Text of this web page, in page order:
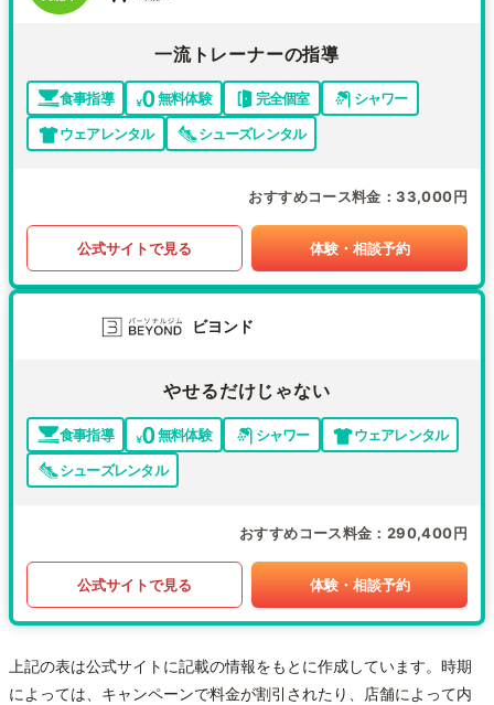
一流トレーナーの指導
食事指導 無料体験 完全個室
シャワー
ウェアレンタル
シューズレンタル
おすすめコース料金 33,000円
公式サイトで見る 体験・相談予約
ビヨンド
やせるだけじゃない
食事指導 無料体験 シャワー
ウェアレンタル
シューズレンタル
おすすめコース料金 290,400円
公式サイトで見る 体験・相談予約
上記の表は公式サイトに記載の情報をもとに作成しています。時期
によっては、キャンペーンで料金が割引されたり、店舗によって内